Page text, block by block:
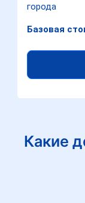
города
Базовая
Какие